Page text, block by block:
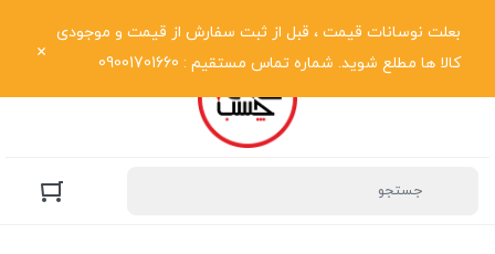
بعلت نوسانات قیمت ، قبل از ثبت سفارش از قیمت و موجودی
کالا ها مطلع شوید. شماره تماس مستقیم : 09001701660